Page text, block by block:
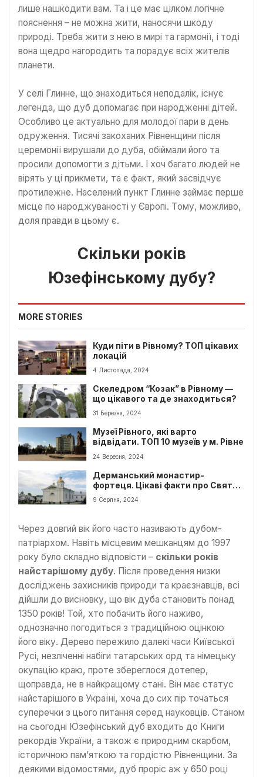
лише нашкодити вам. Та і це має цілком логічне
пояснення – не можна жити, наносячи шкоду
природі. Треба жити з нею в мирі та гармонії, і тоді
вона щедро нагородить та порадує всіх жителів
планети.
У селі Глинне, що знаходиться неподалік, існує
легенда, що дуб допомагає при народженні дітей.
Особливо це актуально для молодої пари в день
одруження. Тисячі закоханих Рівненщини після
церемонії вирушали до дуба, обіймали його та
просили допомогти з дітьми. І хоч багато людей не
вірять у ці прикмети, та є факт, який засвідчує
протилежне. Населений пункт Глинне займає перше
місце по народжуваності у Європі. Тому, можливо,
доля правди в цьому є.
Скільки років
Юзефінському дубу?
MORE STORIES
Куди піти в Рівному? ТОП цікавих
локацій
4 Листопада, 2024
Скеледром “Козак” в Рівному —
що цікавого та де знаходиться?
31 Березня, 2024
Музеї Рівного, які варто
відвідати. ТОП 10 музеїв у м. Рівне
24 Вересня, 2024
Дерманський монастир-
фортеця. Цікаві факти про Свято-
троїцький монастир
9 Серпня, 2024
Через довгий вік його часто називають дубом-
патріархом. Навіть місцевим мешканцям до 1997
року було складно відповісти – скільки років
найстарішому дубу. Після проведення низки
досліджень захисників природи та краєзнавців, всі
дійшли до висновку, що вік дуба становить понад
1350 років! Той, хто побачить його наживо,
однозначно погодиться з традиційною оцінкою
його віку. Дерево пережило далекі часи Київської
Русі, незліченні набіги татарських орд та німецьку
окупацію краю, проте збереглося дотепер,
щоправда, не в найкращому стані. Він має статус
найстарішого в Україні, хоча до сих пір точаться
суперечки з цього питання серед науковців. Станом
на сьогодні Юзефінський дуб входить до Книги
рекордів України, а також є природним скарбом,
історичною пам’яткою та гордістю Рівненщини. За
деякими відомостями, дуб проріс аж у 650 році